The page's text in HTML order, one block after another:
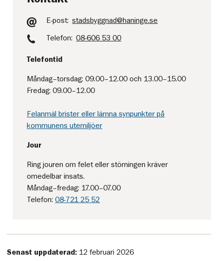
E-post: stadsbyggnad@haninge.se
Telefon: 08-606 53 00
Telefontid
Måndag–torsdag: 09.00–12.00 och 13.00–15.00
Fredag: 09.00–12.00
Felanmäl brister eller lämna synpunkter på
kommunens utemiljöer
Jour
Ring jouren om felet eller störningen kräver
omedelbar insats.
Måndag–fredag: 17.00–07.00
Telefon:08-721 25 52
Senast uppdaterad: 12 februari 2026